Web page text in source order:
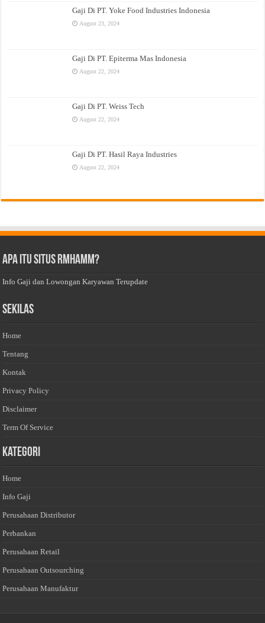
Gaji Di PT. Yoke Food Industries Indonesia
August 23, 2024
Gaji Di PT. Epiterma Mas Indonesia
August 22, 2024
Gaji Di PT. Weiss Tech
August 22, 2024
Gaji Di PT. Hasil Raya Industries
August 22, 2024
Apa Itu Situs Rmhamm?
Info Gaji dan Lowongan Karyawan Terupdate
Sekilas
Home
Tentang
Kontak
Privacy Policy
Disclaimer
Term Of Service
Kategori
Home
Info Gaji
Perusahaan Distributor
Perbankan
Perusahaan Retail
Perusahaan Outsourching
Perusahaan Manufaktur